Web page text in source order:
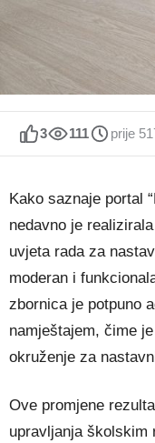
3 111 prije
Kako saznaje portal
nedavno je
uvjeta rada za
moderan i
zbornica je potpuno
namještajem, čime
okruženje za
Ove promjene
upravljanja školskim